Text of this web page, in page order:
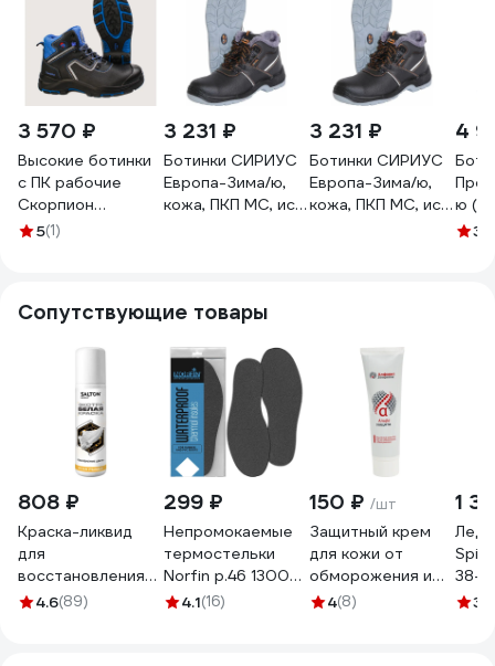
3 570 ₽
Высокие ботинки
с ПК рабочие
Скорпион
"Трекбот" черные,
5(1)
3 231 ₽
Ботинки СИРИУС
Европа-Зима/ю,
кожа, ПКП МС, иск.
3 231 ₽
Ботинки СИРИУС
Европа-Зима/ю,
кожа, ПКП МС, иск.
4
ю
3
Сопутствующие товары
808 ₽
Краска-ликвид
для
восстановления
цвета изделий из
4.6(89)
299 ₽
Непромокаемые
термостельки
Norfin р.46 13000-
0-46
4.1(16)
150 ₽ /шт
Защитный крем
для кожи от
обморожения и
обветривания
4(8)
1
38-
шт3.5